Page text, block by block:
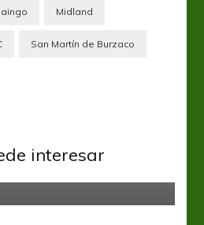
Midland
San Martín de Burzaco
interesar
virtualmente